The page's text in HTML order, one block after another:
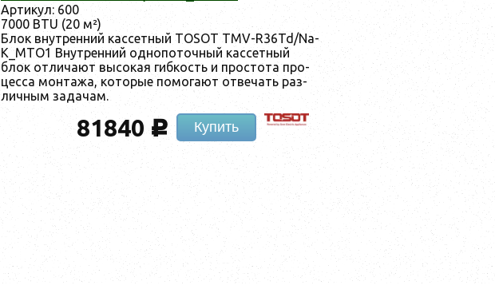
Ар­ти­кул: 600
7000 BTU (20 м²)
Блок внут­ренний кас­сетный TOSOT TMV-R36Td/Na-
K_MTO1 Внут­ренний од­но­поточ­ный кас­сетный
блок от­ли­ча­ют вы­сокая гиб­кость и прос­то­та про­
цес­са мон­та­жа, ко­торые по­мога­ют от­ве­чать раз­
личным за­дачам.
81840 c Купить